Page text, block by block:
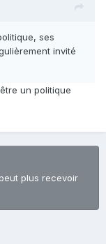
ses
invité
un politique
plus recevoir